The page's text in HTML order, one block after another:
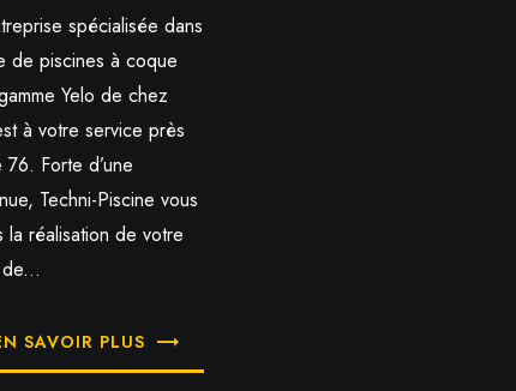
spécialisée dans
de piscines à coque
Yelo de chez
à votre service près
Forte d’une
Techni-Piscine vous
la réalisation de votre
SAVOIR PLUS